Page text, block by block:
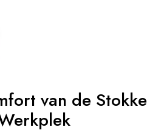
van de